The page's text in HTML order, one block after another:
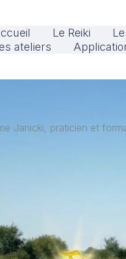
Le Reiki
ateliers
Janicki, praticien et